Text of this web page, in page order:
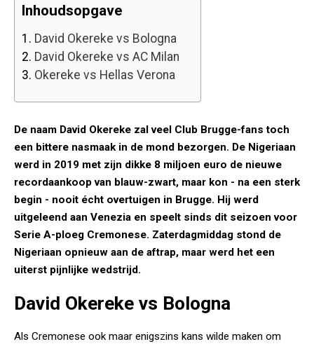
Inhoudsopgave
1. David Okereke vs Bologna
2. David Okereke vs AC Milan
3. Okereke vs Hellas Verona
De naam David Okereke zal veel Club Brugge-fans toch
een bittere nasmaak in de mond bezorgen. De Nigeriaan
werd in 2019 met zijn dikke 8 miljoen euro de nieuwe
recordaankoop van blauw-zwart, maar kon - na een sterk
begin - nooit écht overtuigen in Brugge. Hij werd
uitgeleend aan Venezia en speelt sinds dit seizoen voor
Serie A-ploeg Cremonese. Zaterdagmiddag stond de
Nigeriaan opnieuw aan de aftrap, maar werd het een
uiterst pijnlijke wedstrijd.
David Okereke vs Bologna
Als Cremonese ook maar enigszins kans wilde maken om